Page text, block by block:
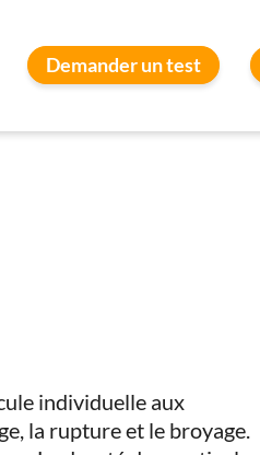
Demander un test
individuelle aux
la rupture et le broyage.